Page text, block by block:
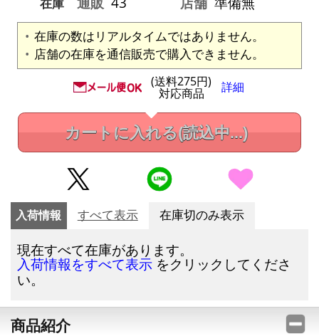
在庫
在庫の数はリアルタイムではありません。
店舗の在庫を通信販売で購入できません。
(送料275円)
対応商品 詳細
カートに入れる(読込中...)
入荷情報 すべて表示 在庫切のみ表示
現在すべて在庫があります。
入荷情報をすべて表示 をクリックしてくださ
い。
商品紹介